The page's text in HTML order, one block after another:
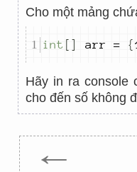
Cho một mảng
int [] arr = {
Hãy in ra console
cho đến số không
←